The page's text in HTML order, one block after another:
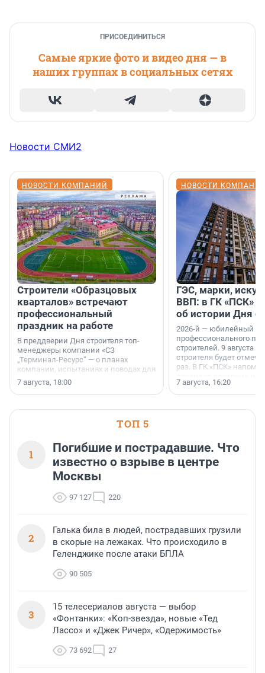
ПРИСОЕДИНИТЬСЯ
Самые яркие фото и видео дня — в
наших группах в социальных сетях
Новости СМИ2
НОВОСТИ КОМПАНИЙ
Строители «Образцовых
кварталов» встречают
профессиональный
праздник на работе
В преддверии Дня строителя топ-
менеджеры компании «СЗ
„Терминал-Ресурс“ — о планах
компании, испытаниях и поводах для
осторожного оптимизма.
7 августа, 18:00
НОВОСТИ
ГЭС, марки,
ВВП: в ГК «ПСК»
об истории Дня
2026-й — юбилейный
профессионального
строителей. 9 августа
строителя будет
раз. В ГК «ПСК»
поменялась роль
7 августа, 16:20
ТОП 5
1
Погибшие и пострадавшие. Что
известно о взрыве в центре
Москвы
97 127 220
2
Галька била в людей, пострадавших грузили
в скорые на лежаках. Что происходило в
Геленджике после атаки БПЛА
90 505
3
15 телесериалов августа — выбор
«Фонтанки»: «Коп-звезда», новые «Тед
Лассо» и «Джек Ричер», «Одержимость»
73 692 27